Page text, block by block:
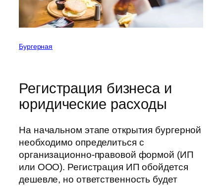
Бургерная
Регистрация бизнеса и
юридические расходы
На начальном этапе открытия бургерной
необходимо определиться с
организационно-правовой формой (ИП
или ООО). Регистрация ИП обойдется
дешевле, но ответственность будет